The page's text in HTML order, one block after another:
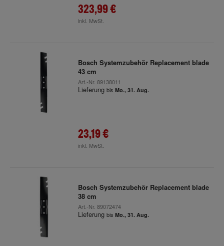
323,99 €
inkl. MwSt.
Bosch Systemzubehör Replacement blade
43 cm
Art.-Nr. 89138011
Lieferung bis Mo., 31. Aug.
23,19 €
inkl. MwSt.
Bosch Systemzubehör Replacement blade
38 cm
Art.-Nr. 89072474
Lieferung bis Mo., 31. Aug.